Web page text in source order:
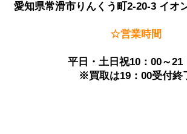
愛知県常滑市りんくう町2-20-3 イオ
☆営業時間
平日・土日祝10：00～21
※買取は19：00受付終